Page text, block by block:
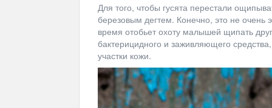
Для того, чтобы гусята перестали
березовым дегтем. Конечно, это не очень
время отобьет охоту малышей щипать
бактерицидного и заживляющего
участки кожи.